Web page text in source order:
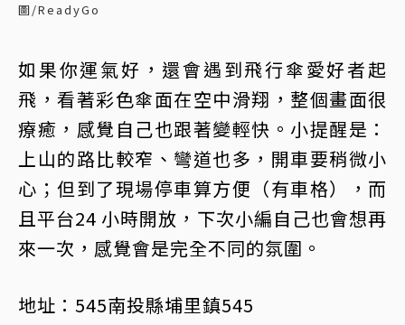
圖/ReadyGo
如果你運氣好，還會遇到飛行傘愛好者起
飛，看著彩色傘面在空中滑翔，整個畫面很
療癒，感覺自己也跟著變輕快。小提醒是：
上山的路比較窄、彎道也多，開車要稍微小
心；但到了現場停車算方便（有車格），而
且平台24 小時開放，下次小編自己也會想再
來一次，感覺會是完全不同的氛圍。
地址：545南投縣埔里鎮545